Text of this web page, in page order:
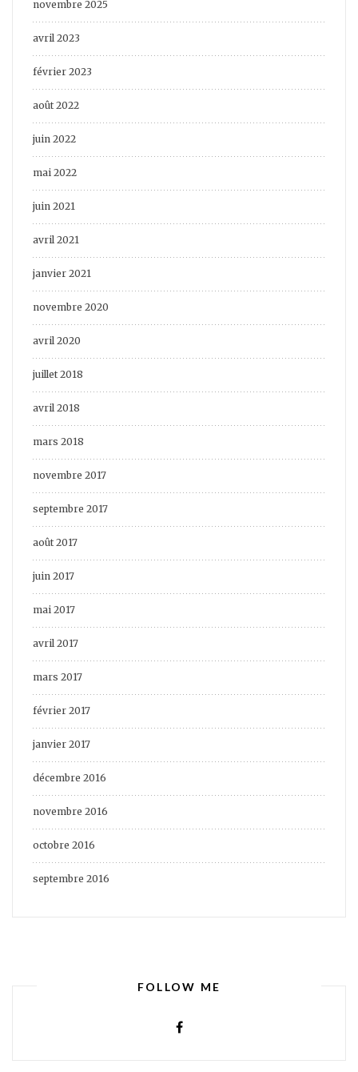
novembre 2025
avril 2023
février 2023
août 2022
juin 2022
mai 2022
juin 2021
avril 2021
janvier 2021
novembre 2020
avril 2020
juillet 2018
avril 2018
mars 2018
novembre 2017
septembre 2017
août 2017
juin 2017
mai 2017
avril 2017
mars 2017
février 2017
janvier 2017
décembre 2016
novembre 2016
octobre 2016
septembre 2016
FOLLOW ME